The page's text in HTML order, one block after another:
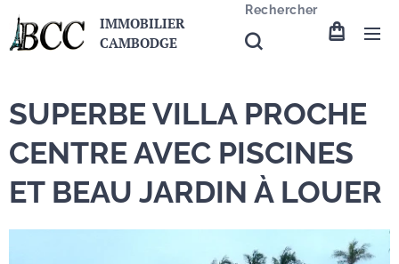
IMMOBILIER
CAMBODGE
Rechercher
SUPERBE VILLA PROCHE
CENTRE AVEC PISCINES
ET BEAU JARDIN À LOUER